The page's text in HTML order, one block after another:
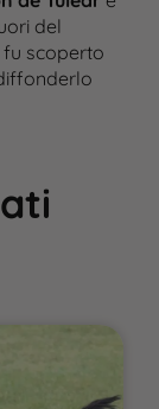
del
fu scoperto